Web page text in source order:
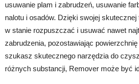
usuwanie plam i zabrudzeń, usuwanie
nalotu i osadów. Dzięki swojej
w stanie rozpuszczać i usuwać nawet
zabrudzenia, pozostawiając
szukasz skutecznego narzędzia do
różnych substancji, Remover może być